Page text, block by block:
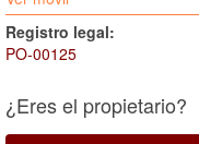
Registro legal:
PO-00125
¿Eres el propietario?